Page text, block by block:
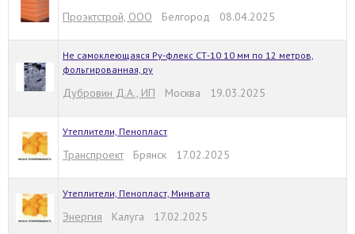
Проэктстрой, ООО Белгород 08.04.2025
Не самоклеющаяся Ру-флекс СТ-10 10 мм по 12 метров,
фольгированная, ру
Дубровин Д.А., ИП Москва 19.03.2025
Утеплители, Пенопласт
Транспроект Брянск 17.02.2025
Утеплители, Пенопласт, Минвата
Энергия Калуга 17.02.2025